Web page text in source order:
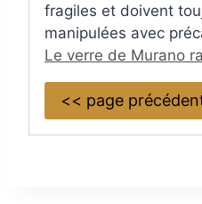
fragiles et doivent
manipulées avec
Le verre de Murano
<< page